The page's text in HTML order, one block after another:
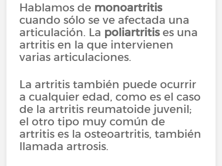
Hablamos de monoartritis
cuando sólo se ve afectada una
articulación. La poliartritises una
artritis en la que intervienen
varias articulaciones.
La artritis también puede ocurrir
a cualquier edad, como es el caso
de la artritis reumatoide juvenil;
el otro tipo muy común de
artritis es la osteoartritis, también
llamada artrosis.